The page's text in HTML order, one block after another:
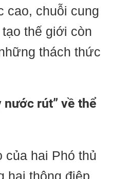
cao, chuỗi cung
thế giới còn
thách thức
nước rút” về thể
của hai Phó thủ
hai thông điệp